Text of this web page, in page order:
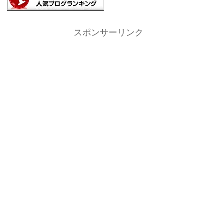
スポンサーリンク